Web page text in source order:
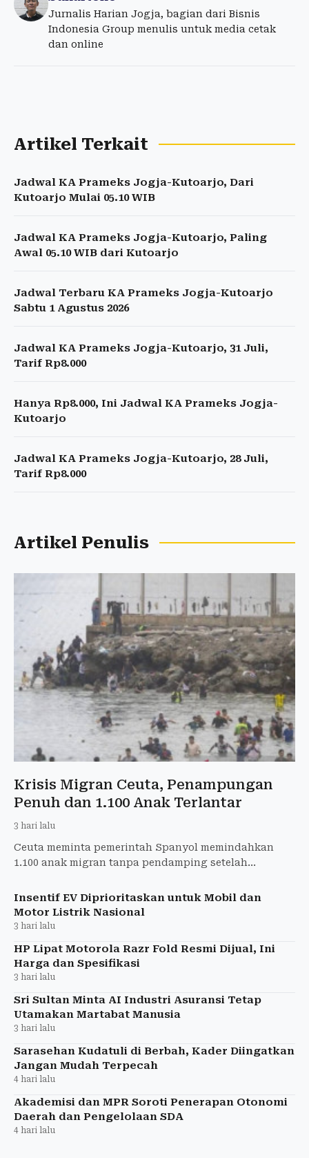
Jurnalis Harian Jogja, bagian dari Bisnis
Indonesia Group menulis untuk media cetak
dan online
Artikel Terkait
Jadwal KA Prameks Jogja-Kutoarjo, Dari
Kutoarjo Mulai 05.10 WIB
Jadwal KA Prameks Jogja-Kutoarjo, Paling
Awal 05.10 WIB dari Kutoarjo
Jadwal Terbaru KA Prameks Jogja-Kutoarjo
Sabtu 1 Agustus 2026
Jadwal KA Prameks Jogja-Kutoarjo, 31 Juli,
Tarif Rp8.000
Hanya Rp8.000, Ini Jadwal KA Prameks Jogja-
Kutoarjo
Jadwal KA Prameks Jogja-Kutoarjo, 28 Juli,
Tarif Rp8.000
Artikel Penulis
Krisis Migran Ceuta, Penampungan
Penuh dan 1.100 Anak Terlantar
3 hari lalu
Ceuta meminta pemerintah Spanyol memindahkan
1.100 anak migran tanpa pendamping setelah
penuh.
Insentif EV Diprioritaskan untuk Mobil dan
Motor Listrik Nasional
3 hari lalu
HP Lipat Motorola Razr Fold Resmi Dijual, Ini
Harga dan Spesifikasi
3 hari lalu
Sri Sultan Minta AI Industri Asuransi Tetap
Utamakan Martabat Manusia
3 hari lalu
Sarasehan Kudatuli di Berbah, Kader Diingatkan
Jangan Mudah Terpecah
4 hari lalu
Akademisi dan MPR Soroti Penerapan Otonomi
Daerah dan Pengelolaan SDA
4 hari lalu